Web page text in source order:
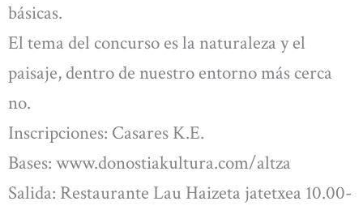
básicas.
El tema del concurso es la naturaleza y el
paisaje, dentro de nuestro entorno más cerca
no.
Inscripciones: Casares K.E.
Bases: www.donostiakultura.com/altza
Salida: Restaurante Lau Haizeta jatetxea 10.00-